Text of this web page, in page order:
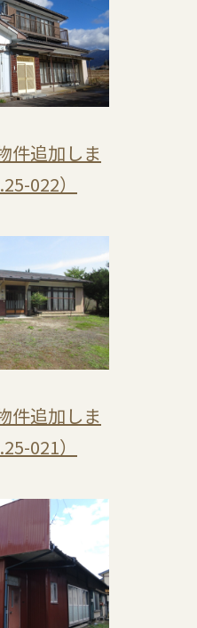
件追加しま
022）
件追加しま
021）